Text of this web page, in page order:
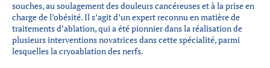
souches, au soulagement des douleurs cancéreuses et à la prise en
charge de l’obésité. Il s’agit d’un expert reconnu en matière de
traitements d’ablation, qui a été pionnier dans la réalisation de
plusieurs interventions novatrices dans cette spécialité, parmi
lesquelles la cryoablation des nerfs.